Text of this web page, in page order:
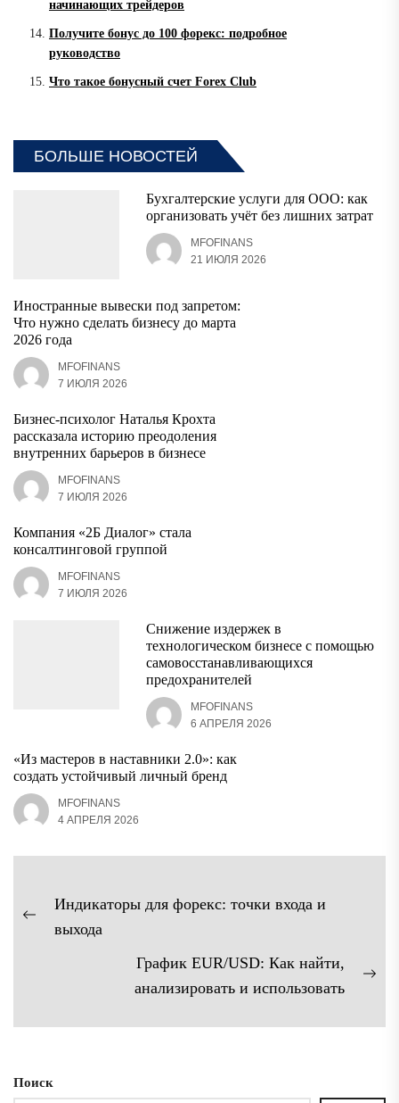
начинающих трейдеров
Получите бонус до 100 форекс: подробное
руководство
Что такое бонусный счет Forex Club
БОЛЬШЕ НОВОСТЕЙ
Бухгалтерские услуги для ООО: как
организовать учёт без лишних затрат
MFOFINANS
21 ИЮЛЯ 2026
Иностранные вывески под запретом:
Что нужно сделать бизнесу до марта
2026 года
MFOFINANS
7 ИЮЛЯ 2026
Бизнес-психолог Наталья Крохта
рассказала историю преодоления
внутренних барьеров в бизнесе
MFOFINANS
7 ИЮЛЯ 2026
Компания «2Б Диалог» стала
консалтинговой группой
MFOFINANS
7 ИЮЛЯ 2026
Снижение издержек в
технологическом бизнесе с помощью
самовосстанавливающихся
предохранителей
MFOFINANS
6 АПРЕЛЯ 2026
«Из мастеров в наставники 2.0»: как
создать устойчивый личный бренд
MFOFINANS
4 АПРЕЛЯ 2026
Навигация
поПредыдущая
Индикаторы для форекс: точки входа и
выхода
График EUR/USD: Как найти,
анализировать и использовать
Поиск